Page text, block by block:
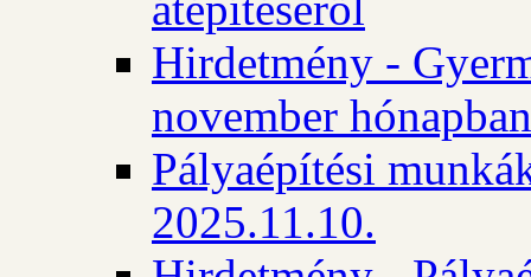
Hirdetmény -
november hónapban
Pályaépítési
2025.11.10.